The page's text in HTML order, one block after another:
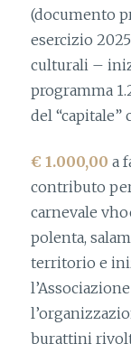
(documento
esercizio
culturali –
programma
del
€ 1.000,00 a
contributo
carnevale
polenta,
territorio e
burattini